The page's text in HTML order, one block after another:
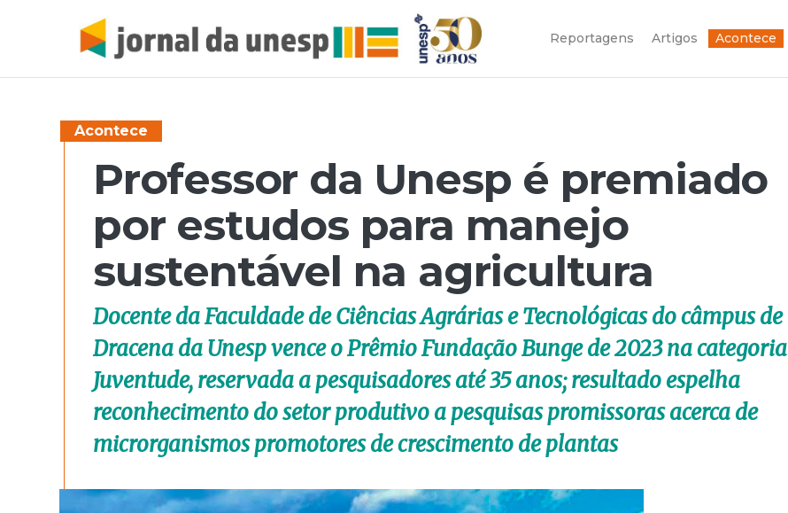
Reportagens Artigos Acontece
Acontece
Professor da Unesp é premiado
por estudos para manejo
sustentável na agricultura
Docente da Faculdade de Ciências Agrárias e Tecnológicas do câmpus de
Dracena da Unesp vence o Prêmio Fundação Bunge de 2023 na categoria
Juventude, reservada a pesquisadores até 35 anos; resultado espelha
reconhecimento do setor produtivo a pesquisas promissoras acerca de
microrganismos promotores de crescimento de plantas